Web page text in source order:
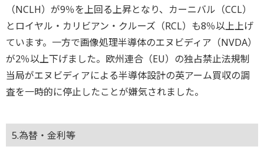
（NCLH）が9％を上回る上昇となり、カーニバル（CCL）
とロイヤル・カリビアン・クルーズ（RCL）も8％以上上げ
ています。一方で画像処理半導体のエヌビディア（NVDA）
が2％以上下げました。欧州連合（EU）の独占禁止法規制
当局がエヌビディアによる半導体設計の英アーム買収の調
査を一時的に停止したことが嫌気されました。
5.為替・金利等